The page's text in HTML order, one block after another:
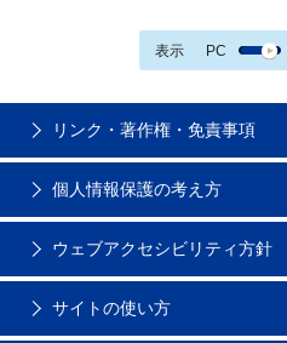
表示 PC
リンク・著作権・免責事項
個人情報保護の考え方
ウェブアクセシビリティ方針
サイトの使い方